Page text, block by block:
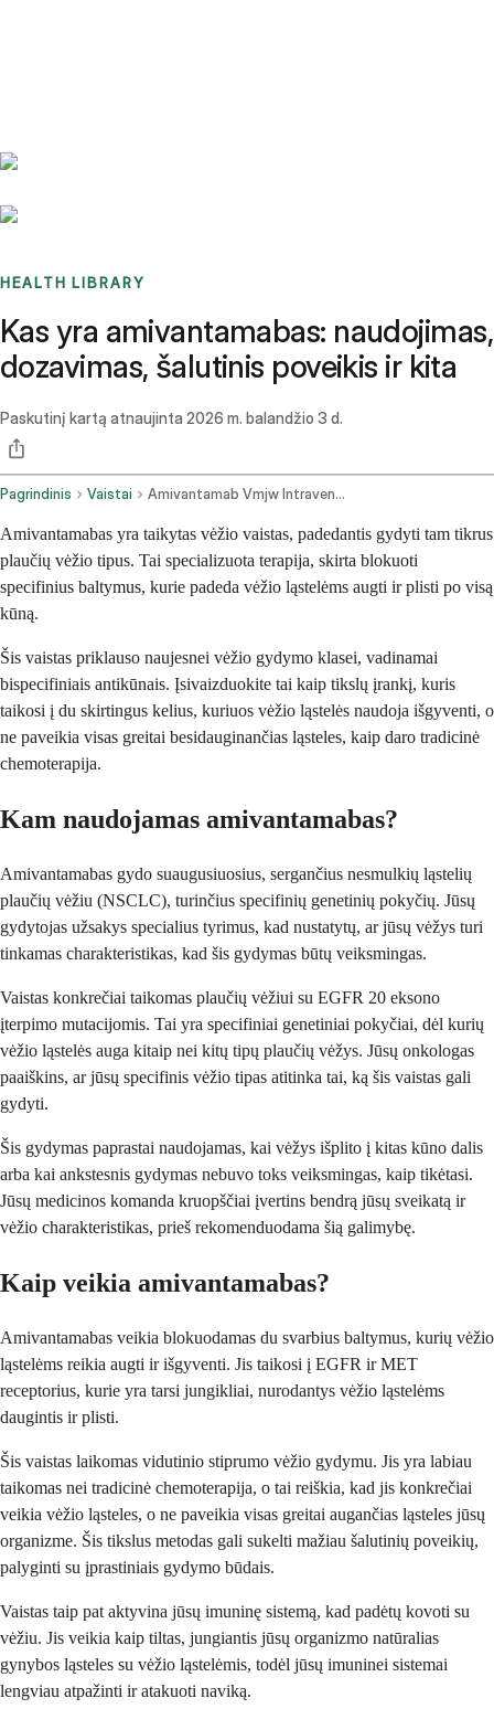
HEALTH LIBRARY
Kas yra amivantamabas: naudojimas,
dozavimas, šalutinis poveikis ir kita
Paskutinį kartą atnaujinta 2026 m. balandžio 3 d.
Pagrindinis Vaistai Amivantamab Vmjw Intravenous Route
Amivantamabas yra taikytas vėžio vaistas, padedantis gydyti tam tikrus
plaučių vėžio tipus. Tai specializuota terapija, skirta blokuoti
specifinius baltymus, kurie padeda vėžio ląstelėms augti ir plisti po visą
kūną.
Šis vaistas priklauso naujesnei vėžio gydymo klasei, vadinamai
bispecifiniais antikūnais. Įsivaizduokite tai kaip tikslų įrankį, kuris
taikosi į du skirtingus kelius, kuriuos vėžio ląstelės naudoja išgyventi, o
ne paveikia visas greitai besidauginančias ląsteles, kaip daro tradicinė
chemoterapija.
Kam naudojamas amivantamabas?
Amivantamabas gydo suaugusiuosius, sergančius nesmulkių ląstelių
plaučių vėžiu (NSCLC), turinčius specifinių genetinių pokyčių. Jūsų
gydytojas užsakys specialius tyrimus, kad nustatytų, ar jūsų vėžys turi
tinkamas charakteristikas, kad šis gydymas būtų veiksmingas.
Vaistas konkrečiai taikomas plaučių vėžiui su EGFR 20 eksono
įterpimo mutacijomis. Tai yra specifiniai genetiniai pokyčiai, dėl kurių
vėžio ląstelės auga kitaip nei kitų tipų plaučių vėžys. Jūsų onkologas
paaiškins, ar jūsų specifinis vėžio tipas atitinka tai, ką šis vaistas gali
gydyti.
Šis gydymas paprastai naudojamas, kai vėžys išplito į kitas kūno dalis
arba kai ankstesnis gydymas nebuvo toks veiksmingas, kaip tikėtasi.
Jūsų medicinos komanda kruopščiai įvertins bendrą jūsų sveikatą ir
vėžio charakteristikas, prieš rekomenduodama šią galimybę.
Kaip veikia amivantamabas?
Amivantamabas veikia blokuodamas du svarbius baltymus, kurių vėžio
ląstelėms reikia augti ir išgyventi. Jis taikosi į EGFR ir MET
receptorius, kurie yra tarsi jungikliai, nurodantys vėžio ląstelėms
daugintis ir plisti.
Šis vaistas laikomas vidutinio stiprumo vėžio gydymu. Jis yra labiau
taikomas nei tradicinė chemoterapija, o tai reiškia, kad jis konkrečiai
veikia vėžio ląsteles, o ne paveikia visas greitai augančias ląsteles jūsų
organizme. Šis tikslus metodas gali sukelti mažiau šalutinių poveikių,
palyginti su įprastiniais gydymo būdais.
Vaistas taip pat aktyvina jūsų imuninę sistemą, kad padėtų kovoti su
vėžiu. Jis veikia kaip tiltas, jungiantis jūsų organizmo natūralias
gynybos ląsteles su vėžio ląstelėmis, todėl jūsų imuninei sistemai
lengviau atpažinti ir atakuoti naviką.